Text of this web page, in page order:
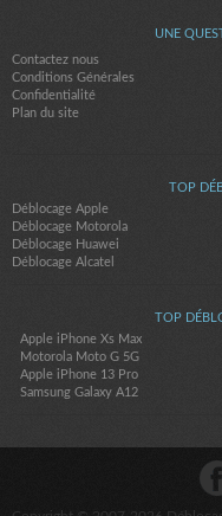
UNE
Contactez nous
Conditions Générales
Confidentialité
Plan du site
TOP
Déblocage Apple
Déblocage Motorola
Déblocage Huawei
Déblocage Alcatel
TOP
Apple iPhone Xs Max
Motorola Moto G 5G
Apple iPhone 13 Pro
Samsung Galaxy A12